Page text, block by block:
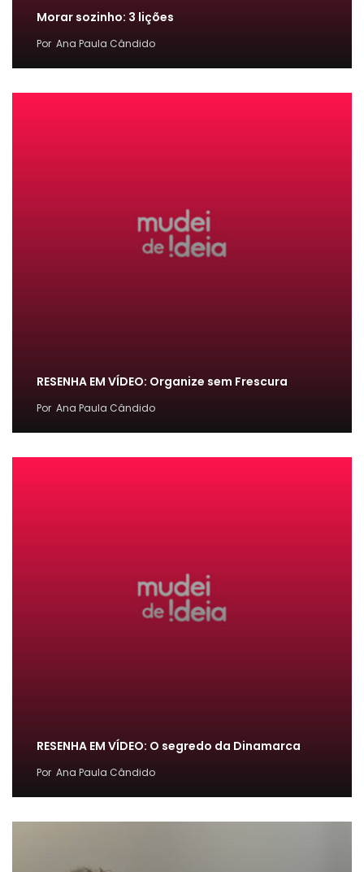
Morar sozinho: 3 lições
Por Ana Paula Cândido
RESENHA EM VÍDEO: Organize sem Frescura
Por Ana Paula Cândido
RESENHA EM VÍDEO: O segredo da Dinamarca
Por Ana Paula Cândido